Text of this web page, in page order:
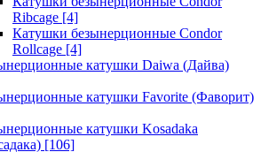
Ribcage [4]
Катушки безынерционные Condor
Rollcage [4]
катушки Daiwa (Дайва)
катушки Favorite (Фаворит)
катушки Kosadaka
[106]